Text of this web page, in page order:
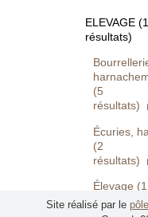
ELEVAGE
résultats)
(5
résultats)
Écuries,
(2
résultats)
Élevage (1
résultat)
Site réalisé par le